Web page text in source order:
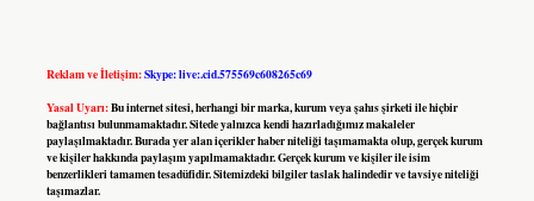
Reklam ve İletişim:Skype: live:.cid.575569c608265c69
Yasal Uyarı:Bu internet sitesi, herhangi bir marka, kurum veya şahıs şirketi ile hiçbir
bağlantısı bulunmamaktadır. Sitede yalnızca kendi hazırladığımız makaleler
paylaşılmaktadır. Burada yer alan içerikler haber niteliği taşımamakta olup, gerçek kurum
ve kişiler hakkında paylaşım yapılmamaktadır. Gerçek kurum ve kişiler ile isim
benzerlikleri tamamen tesadüfidir. Sitemizdeki bilgiler taslak halindedir ve tavsiye niteliği
taşımazlar.